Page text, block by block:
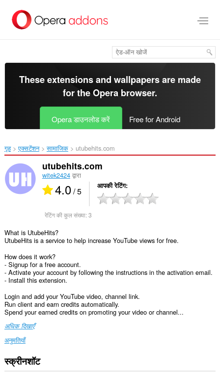
सामग्री
These extensions and wallpapers are made
for theOpera browser.
Opera डाउनलोड करें Free for Android
गृह एक्सटेंशन सामाजिक utubehits.com‎
utubehits.com
witek2424द्वारा
4.0/ 5 आपकी रेटिंग
रेटिंग की कुल संख्या:3
What is UtubeHits?
UtubeHits is a service to help increase YouTube views for free.
How does it work?
- Signup for a free account.
- Activate your account by following the instructions in the activation email.
- Install this extension.
Login and add your YouTube video, channel link.
Run client and earn credits automatically.
Spend your earned credits on promoting your video or channel...
अधिक दिखाएँ
अनुमतियाँ
यह
एक्सटेंशन
स्क्रीनशॉट